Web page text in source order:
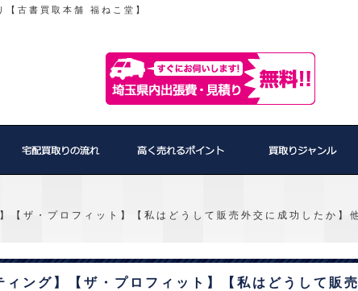
古書買取本舗 福ねこ堂】
【ザ・プロフィット】【私はどうして販売外交に成功したか】
ング】【ザ・プロフィット】【私はどうして販売